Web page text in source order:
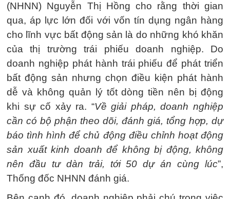
(NHNN) Nguyễn Thị Hồng cho rằng thời gian
qua, áp lực lớn đối với vốn tín dụng ngân hàng
cho lĩnh vực bất động sản là do những khó khăn
của thị trường trái phiếu doanh nghiệp. Do
doanh nghiệp phát hành trái phiếu để phát triển
bất động sản nhưng chọn điều kiện phát hành
dễ và không quản lý tốt dòng tiền nên bị động
khi sự cố xảy ra. “Về giải pháp, doanh nghiệp
cần có bộ phận theo dõi, đánh giá, tổng hợp, dự
báo tình hình để chủ động điều chỉnh hoạt động
sản xuất kinh doanh để không bị động, không
nên đầu tư dàn trải, tới 50 dự án cùng lúc”,
Thống đốc NHNN đánh giá.